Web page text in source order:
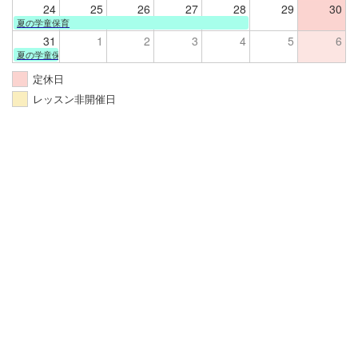
24 25 26 27 28 29 30
夏の学童保育
31 1 2 3 4 5 6
夏の学童保育
定休日
レッスン非開催日